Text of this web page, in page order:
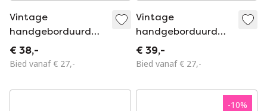
Vintage
handgeborduurd
tafelkleed 60 x 60
cm
€ 38,-
Bied vanaf € 27,-
Vintage
handgeborduurd
tafelkleed 73 x 71
cm
€ 39,-
Bied vanaf € 27,-
-10%